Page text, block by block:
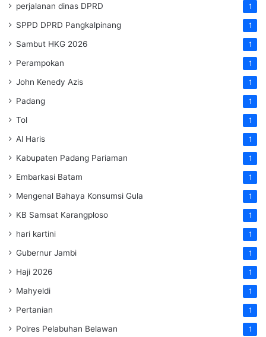
perjalanan dinas DPRD 1
SPPD DPRD Pangkalpinang 1
Sambut HKG 2026 1
Perampokan 1
John Kenedy Azis 1
Padang 1
Tol 1
Al Haris 1
Kabupaten Padang Pariaman 1
Embarkasi Batam 1
Mengenal Bahaya Konsumsi Gula 1
KB Samsat Karangploso 1
hari kartini 1
Gubernur Jambi 1
Haji 2026 1
Mahyeldi 1
Pertanian 1
Polres Pelabuhan Belawan 1